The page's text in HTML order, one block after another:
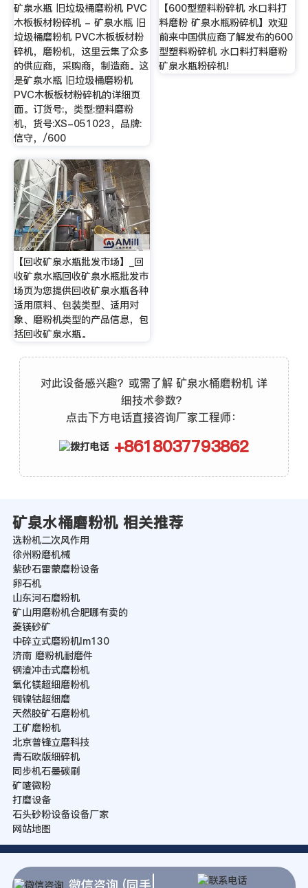
矿泉水瓶 旧垃圾桶磨粉机 PVC
木板板材粉碎机 - 矿泉水瓶 旧
垃圾桶磨粉机 PVC木板板材粉
碎机，磨粉机，这里云集了众多
的供应商，采购商，制造商。这
是矿泉水瓶 旧垃圾桶磨粉机
PVC木板板材粉碎机的详细页
面。订货号:，类型:塑料磨粉
机，货号:XS-051023，品牌:
信守，/600
【600型塑料粉碎机 水口料打
料磨粉 矿泉水瓶粉碎机】欢迎
前来中国供应商了解发布的600
型塑料粉碎机 水口料打料磨粉
矿泉水瓶粉碎机!
【回收矿泉水瓶批发市场】_回
收矿泉水瓶回收矿泉水瓶批发市
场页为您提供回收矿泉水瓶各种
适用原料、包装类型、适用对
象、磨粉机类型的产品信息，包
括回收矿泉水瓶。
对此设备感兴趣？或需了解 矿泉水桶磨粉机 详
细技术参数？
点击下方电话直接咨询厂家工程师：
+8618037793862
矿泉水桶磨粉机 相关推荐
选粉机二次风作用
徐州粉磨机械
紫砂石雷蒙磨粉设备
卵石机
山东河石磨粉机
矿山用磨粉机合肥哪有卖的
菱镁砂矿
中碎立式磨粉机lm130
济南 磨粉机耐磨件
钢渣冲击式磨粉机
氧化镁超细磨粉机
铜镍钴超细磨
天然胶矿石磨粉机
工矿磨粉机
北京普锋立磨科技
青石欧版细碎机
同步机石墨碳刷
矿喳微粉
打磨设备
石头砂粉设备设备厂家
网站地图